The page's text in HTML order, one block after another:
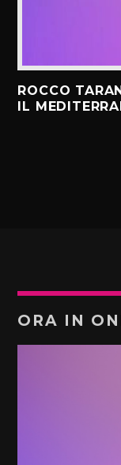
ROCCO
IL
ORA IN